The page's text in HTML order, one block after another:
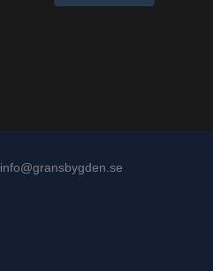
info@gransbygden.se